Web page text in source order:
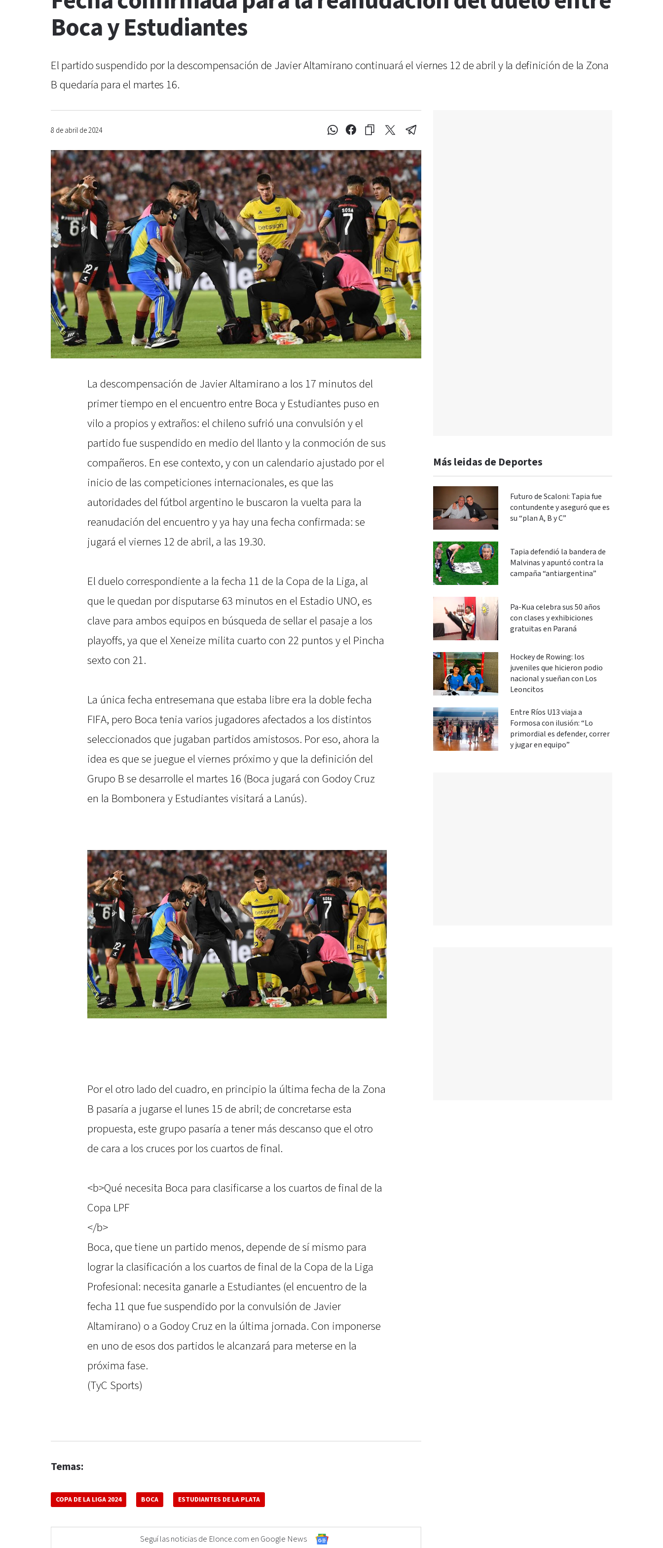
Boca y Estudiantes
El partido suspendido por la descompensación de Javier Altamirano continuará el viernes 12 de abril y la definición de la Zona
B quedaría para el martes 16.
8 de abril de 2024
La descompensación de Javier Altamirano a los 17 minutos del
primer tiempo en el encuentro entre Boca y Estudiantes puso en
vilo a propios y extraños: el chileno sufrió una convulsión y el
partido fue suspendido en medio del llanto y la conmoción de sus
compañeros. En ese contexto, y con un calendario ajustado por el
inicio de las competiciones internacionales, es que las
autoridades del fútbol argentino le buscaron la vuelta para la
reanudación del encuentro y ya hay una fecha confirmada: se
jugará el viernes 12 de abril, a las 19.30.
El duelo correspondiente a la fecha 11 de la Copa de la Liga, al
que le quedan por disputarse 63 minutos en el Estadio UNO, es
clave para ambos equipos en búsqueda de sellar el pasaje a los
playoffs, ya que el Xeneize milita cuarto con 22 puntos y el Pincha
sexto con 21.
La única fecha entresemana que estaba libre era la doble fecha
FIFA, pero Boca tenia varios jugadores afectados a los distintos
seleccionados que jugaban partidos amistosos. Por eso, ahora la
idea es que se juegue el viernes próximo y que la definición del
Grupo B se desarrolle el martes 16 (Boca jugará con Godoy Cruz
en la Bombonera y Estudiantes visitará a Lanús).
Por el otro lado del cuadro, en principio la última fecha de la Zona
B pasaría a jugarse el lunes 15 de abril; de concretarse esta
propuesta, este grupo pasaría a tener más descanso que el otro
de cara a los cruces por los cuartos de final.
<b>Qué necesita Boca para clasificarse a los cuartos de final de la
Copa LPF
</b>
Boca, que tiene un partido menos, depende de sí mismo para
lograr la clasificación a los cuartos de final de la Copa de la Liga
Profesional: necesita ganarle a Estudiantes (el encuentro de la
fecha 11 que fue suspendido por la convulsión de Javier
Altamirano) o a Godoy Cruz en la última jornada. Con imponerse
en uno de esos dos partidos le alcanzará para meterse en la
próxima fase.
(TyC Sports)
Temas:
COPA DE LA LIGA 2024 BOCA ESTUDIANTES DE LA PLATA
Seguí las noticias de Elonce.com en Google News
Más leidas de Deportes
Futuro de Scaloni: Tapia fue
contundente y aseguró que es
su “plan A, B y C”
Tapia defendió la bandera de
Malvinas y apuntó contra la
campaña “antiargentina”
Pa-Kua celebra sus 50 años
con clases y exhibiciones
gratuitas en Paraná
Hockey de Rowing: los
juveniles que hicieron podio
nacional y sueñan con Los
Leoncitos
Entre Ríos U13 viaja a
Formosa con ilusión: “Lo
primordial es defender, correr
y jugar en equipo”